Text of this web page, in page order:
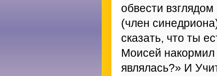
обвести
(член
сказать, что ты
Моисей
являлась?» И